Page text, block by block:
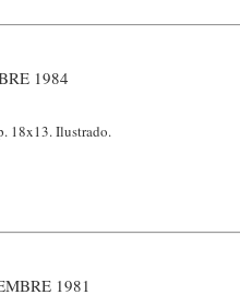
1984
18x13. Ilustrado.
1981